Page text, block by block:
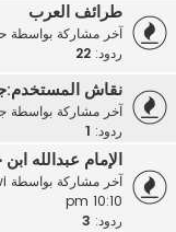
طرائف العرب
آخر مشاركة بواسطة
ردود: 22
نقاش
آخر مشاركة بواسطة
ردود:
الإمام عبدالله
آخر مشاركة بواسطة
10:10 pm
ردود: 3